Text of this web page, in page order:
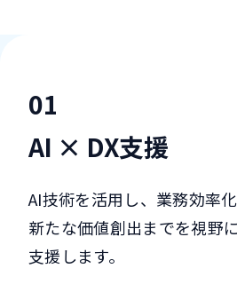
01
AI × DX支援
AI技術を活用し、業務効率
新たな価値創出までを視野
支援します。